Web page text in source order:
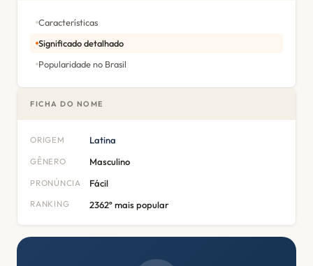
Características
Significado detalhado
Popularidade no Brasil
FICHA DO NOME
ORIGEM Latina
GÊNERO Masculino
PRONÚNCIA Fácil
RANKING 2362º mais popular